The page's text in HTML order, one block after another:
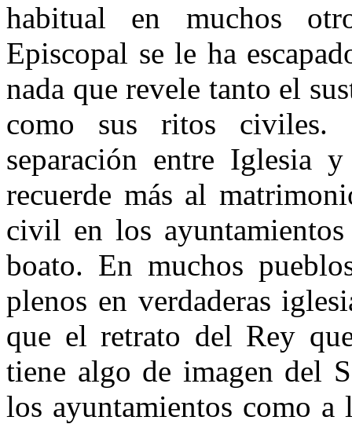
habitual en muchos
Episcopal se le ha
nada que revele tanto el
como sus ritos civiles.
separación entre Iglesia
recuerde más al
civil en los
boato. En muchos
plenos en verdaderas
que el retrato del Rey
tiene algo de imagen del
los ayuntamientos como